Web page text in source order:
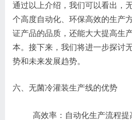
通过以上介绍，我们可以看出，
个高度自动化、环保高效的生产
证产品的品质，还能大大提高生
本。接下来，我们将进一步探讨
势和未来发展趋势。
六、无菌冷灌装生产线的优势
高效率：自动化生产流程